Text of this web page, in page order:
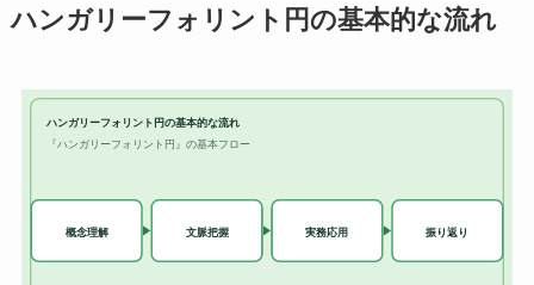
ハンガリーフォリント円の基本的な流れ
ハンガリーフォリント円の基本的な流れ
『ハンガリーフォリント円』の基本フロー
概念理解 文脈把握 実務応用 振り返り